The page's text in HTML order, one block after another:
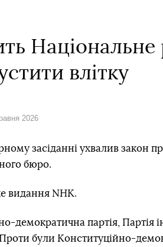
влітку
2026
засіданні ухвалив закон
бюро.
видання NHK.
демократична партія, Партія
були Конституційно-